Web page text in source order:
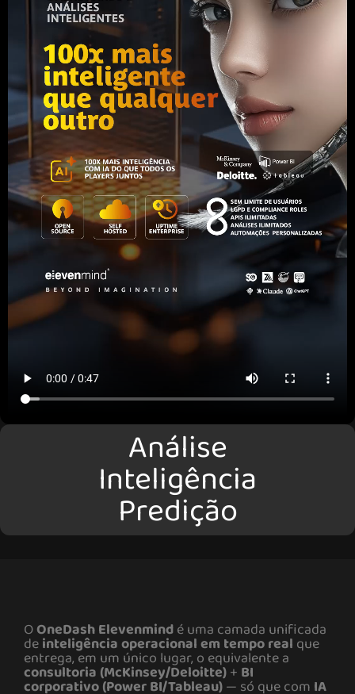
Análise
Inteligência
Predição
OOneDash Elevenmindé uma camada unificada
deinteligência operacional em tempo real que
entrega, em um único lugar, o equivalente a
consultoria (McKinsey/Deloitte)+ BI
corporativo (Power BI/Tableau)— só que com IA